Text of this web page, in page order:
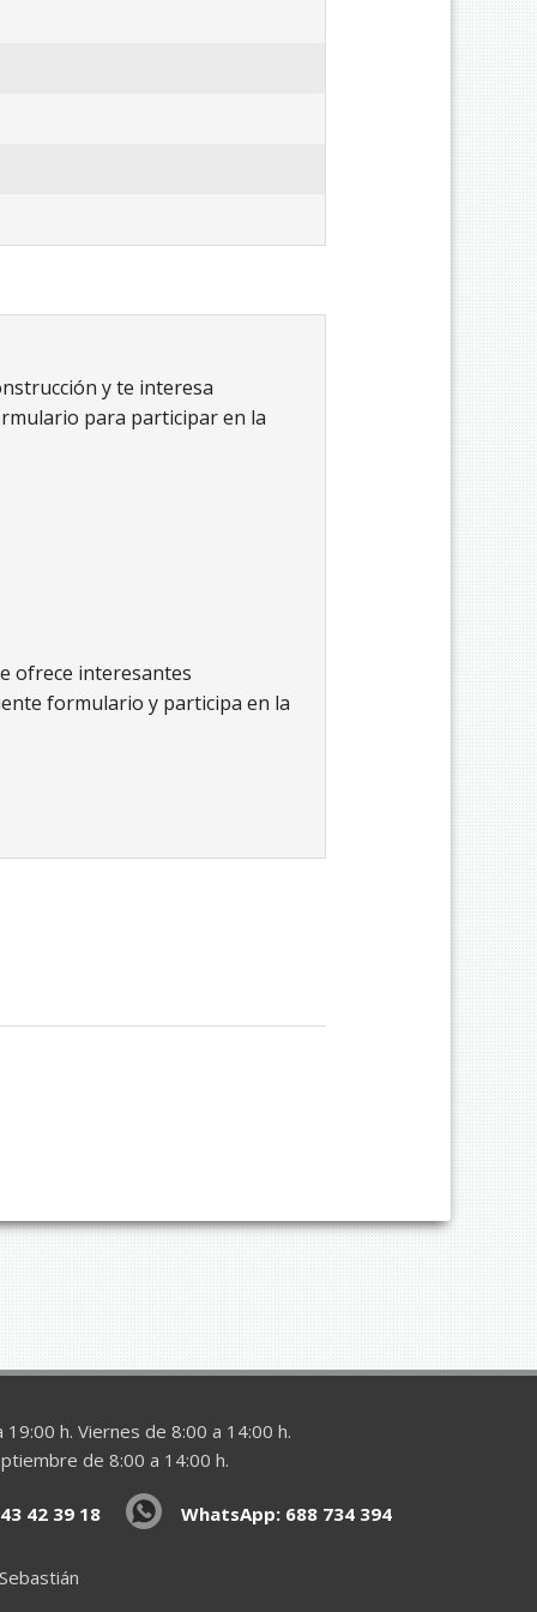
y te interesa
para participar en la
ofrece interesantes
formulario y participa en la
h. Viernes de 8:00 a 14:00 h.
de 8:00 a 14:00 h.
42 39 18 WhatsApp: 688 734 394